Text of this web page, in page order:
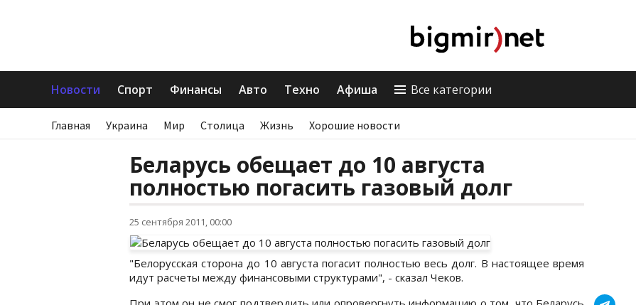
Новости Спорт Финансы Авто Техно Афиша Все категории
Главная Украина Мир Столица Жизнь Хорошие новости
Беларусь обещает до 10 августа
полностью погасить газовый долг
25 сентября 2011, 00:00
"Белорусская сторона до 10 августа погасит полностью весь долг. В настоящее время
идут расчеты между финансовыми структурами", - сказал Чеков.